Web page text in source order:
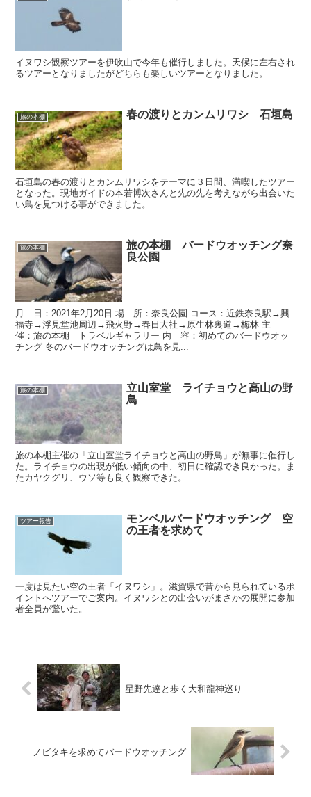
イヌワシ観察ツアーを伊吹山で今年も催行しました。天候に左右され
るツアーとなりましたがどちらも楽しいツアーとなりました。
旅の本棚 春の渡りとカンムリワシ 石垣島
石垣島の春の渡りとカンムリワシをテーマに３日間、満喫したツアー
となった。現地ガイドの本若博次さんと先の先を考えながら出会いた
い鳥を見つける事ができました。
旅の本棚
旅の本棚 バードウオッチング奈
良公園
月 日：2021年2月20日 場 所：奈良公園 コース：近鉄奈良駅→興
福寺→浮見堂池周辺→飛火野→春日大社→原生林裏道→梅林 主
催：旅の本棚 トラベルギャラリー 内 容：初めてのバードウオッ
チング 冬のバードウオッチングは鳥を見...
旅の本棚
立山室堂 ライチョウと高山の野
鳥
旅の本棚主催の「立山室堂ライチョウと高山の野鳥」が無事に催行し
た。ライチョウの出現が低い傾向の中、初日に確認でき良かった。ま
たカヤクグリ、ウソ等も良く観察できた。
ツアー報告
モンベルバードウオッチング 空
の王者を求めて
一度は見たい空の王者「イヌワシ」。滋賀県で昔から見られているポ
イントへツアーでご案内。イヌワシとの出会いがまさかの展開に参加
者全員が驚いた。
星野先達と歩く大和龍神巡り
ノビタキを求めてバードウオッチング